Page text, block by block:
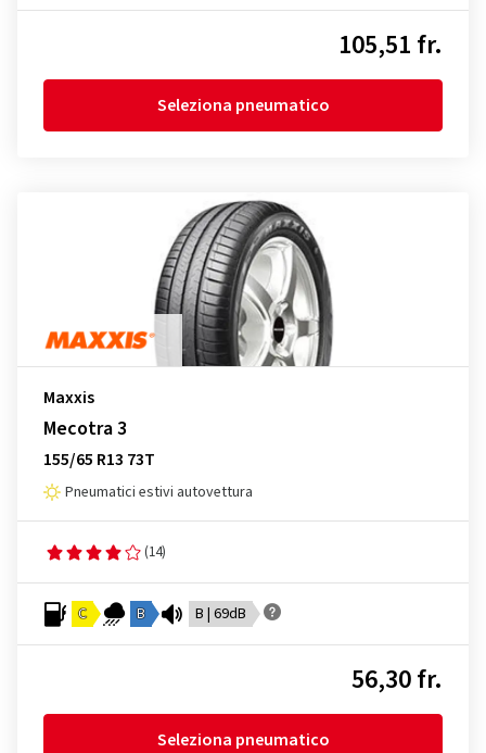
105,51 fr.
Seleziona pneumatico
Maxxis
Mecotra 3
155/65 R13 73T
Pneumatici estivi autovettura
(14)
C B B | 69dB
56,30 fr.
Seleziona pneumatico